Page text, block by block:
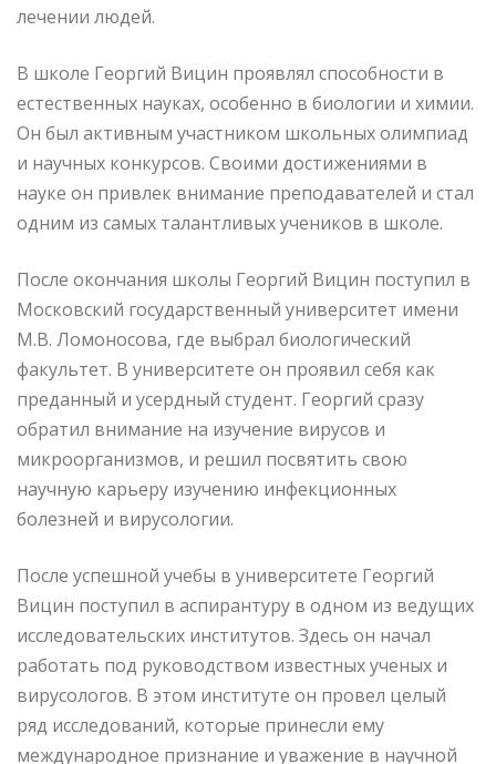
лечении людей.
В школе Георгий Вицин проявлял способности в
естественных науках, особенно в биологии и химии.
Он был активным участником школьных олимпиад
и научных конкурсов. Своими достижениями в
науке он привлек внимание преподавателей и стал
одним из самых талантливых учеников в школе.
После окончания школы Георгий Вицин поступил в
Московский государственный университет имени
М.В. Ломоносова, где выбрал биологический
факультет. В университете он проявил себя как
преданный и усердный студент. Георгий сразу
обратил внимание на изучение вирусов и
микроорганизмов, и решил посвятить свою
научную карьеру изучению инфекционных
болезней и вирусологии.
После успешной учебы в университете Георгий
Вицин поступил в аспирантуру в одном из ведущих
исследовательских институтов. Здесь он начал
работать под руководством известных ученых и
вирусологов. В этом институте он провел целый
ряд исследований, которые принесли ему
международное признание и уважение в научной